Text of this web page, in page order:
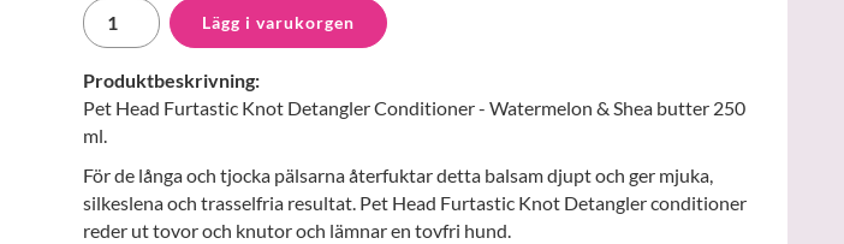
Lägg i varukorgen
Produktbeskrivning:
Pet Head Furtastic Knot Detangler Conditioner - Watermelon & Shea butter 250
ml.
För de långa och tjocka pälsarna återfuktar detta balsam djupt och ger mjuka,
silkeslena och trasselfria resultat. Pet Head Furtastic Knot Detangler conditioner
reder ut tovor och knutor och lämnar en tovfri hund.